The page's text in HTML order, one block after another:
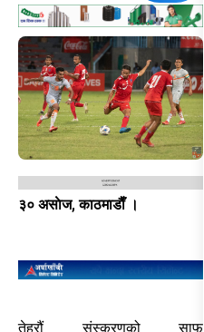
३० असाेज, काठमाडाैँ ।
तेह्रौं संस्करणको साफ